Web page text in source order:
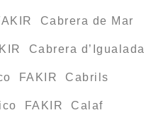
Cabrera de Mar
Cabrera d’Igualada
FAKIR Cabrils
FAKIR Calaf